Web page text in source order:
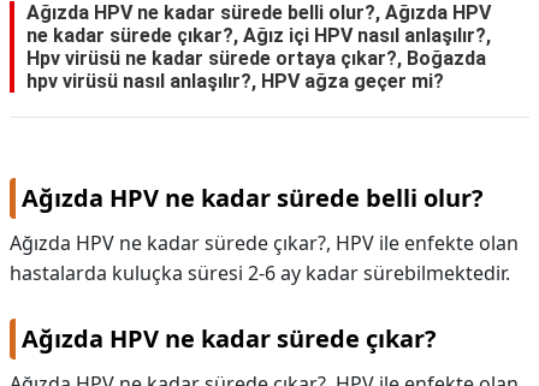
Ağızda HPV ne kadar sürede belli olur?, Ağızda HPV
ne kadar sürede çıkar?, Ağız içi HPV nasıl anlaşılır?,
Hpv virüsü ne kadar sürede ortaya çıkar?, Boğazda
hpv virüsü nasıl anlaşılır?, HPV ağza geçer mi?
Ağızda HPV ne kadar sürede belli olur?
Ağızda HPV ne kadar sürede çıkar?, HPV ile enfekte olan
hastalarda kuluçka süresi 2-6 ay kadar sürebilmektedir.
Ağızda HPV ne kadar sürede çıkar?